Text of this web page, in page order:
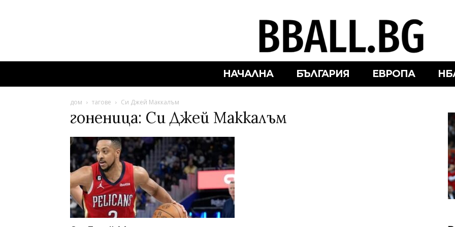
НАЧАЛНА БЪЛГАРИЯ ЕВРОПА
дом тагове Си Джей Маккалъм
гоненица: Си Джей Маккалъм